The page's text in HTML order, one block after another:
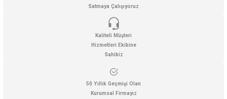
Satmaya Çalışıyoruz
Kaliteli Müşteri
Hizmetleri Ekibine
Sahibiz
50 Yıllık Geçmişi Olan
Kurumsal Firmayız